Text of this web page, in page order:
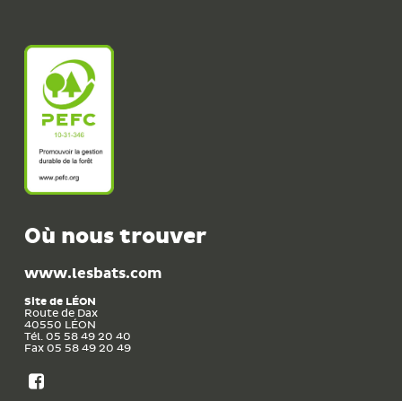
Où nous trouver
www.lesbats.com
Site de LÉON
Route de Dax
40550 LÉON
Tél. 05 58 49 20 40
Fax 05 58 49 20 49